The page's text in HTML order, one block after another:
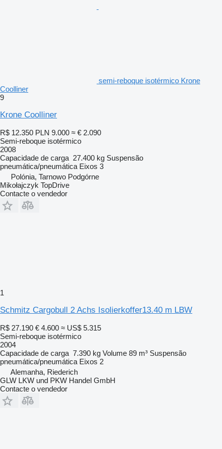
semi-reboque isotérmico Krone
Coolliner
9
Krone Coolliner
R$ 12.350 PLN 9.000 ≈ € 2.090
Semi-reboque isotérmico
2008
Capacidade de carga 27.400 kg Suspensão
pneumática/pneumática Eixos 3
Polónia, Tarnowo Podgórne
Mikołajczyk TopDrive
Contacte o vendedor
1
Schmitz Cargobull 2 Achs Isolierkoffer13.40 m LBW
R$ 27.190 € 4.600 ≈ US$ 5.315
Semi-reboque isotérmico
2004
Capacidade de carga 7.390 kg Volume 89 m³ Suspensão
pneumática/pneumática Eixos 2
Alemanha, Riederich
GLW LKW und PKW Handel GmbH
Contacte o vendedor